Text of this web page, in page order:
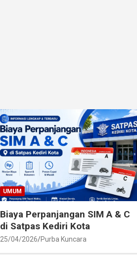
UMUM
Biaya Perpanjangan SIM A & C
di Satpas Kediri Kota
25/04/2026 Purba Kuncara